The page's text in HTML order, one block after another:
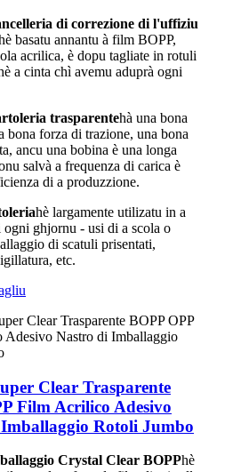
di correzione di l'uffiziu
basatu annantu à film BOPP,
acrilica, è dopu tagliate in rotuli
a cinta chì avemu aduprà ogni
trasparentehà una bona
bona forza di trazione, una bona
ancu una bobina è una longa
salvà a frequenza di carica è
di a produzzione.
hè largamente utilizatu in a
ogni ghjornu - usi di a scola o
di scatuli prisentati,
etc.
Clear Trasparente
Film Acrilico Adesivo
Rotoli Jumbo
Crystal Clear BOPPhè